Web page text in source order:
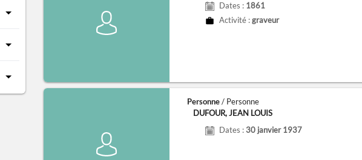
Dates : 1861
Activité :graveur
Personne/ Personne
DUFOUR, JEAN LOUIS
Dates :30 janvier 1937